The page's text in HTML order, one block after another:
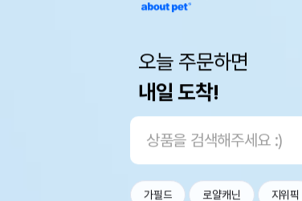
오늘 주문하면
내일 도착!
가필드 로얄캐닌 지위픽